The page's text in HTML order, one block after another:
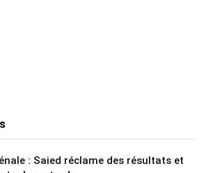
: Saied réclame des résultats et